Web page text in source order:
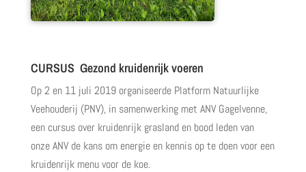
CURSUS Gezond kruidenrijk voeren
Op 2 en 11 juli 2019 organiseerde Platform Natuurlijke
Veehouderij (PNV), in samenwerking met ANV Gagelvenne,
een cursus over kruidenrijk grasland en bood leden van
onze ANV de kans om energie en kennis op te doen voor een
kruidenrijk menu voor de koe.